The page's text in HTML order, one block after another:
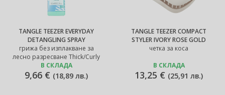
TANGLE TEEZER EVERYDAY
DETANGLING SPRAY
грижа без изплакване за
лесно разресване Thick/Curly
В СКЛАДА
9,66 € (18,89 лв.)
TANGLE TEEZER COMPACT
STYLER IVORY ROSE GOLD
четка за коса
В СКЛАДА
13,25 € (25,91 лв.)